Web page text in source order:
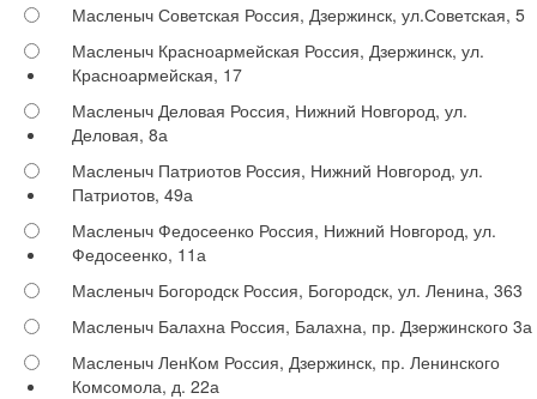
Масленыч Советская Россия, Дзержинск, ул.Советская, 5
Масленыч Красноармейская Россия, Дзержинск, ул.
Красноармейская, 17
Масленыч Деловая Россия, Нижний Новгород, ул.
Деловая, 8а
Масленыч Патриотов Россия, Нижний Новгород, ул.
Патриотов, 49а
Масленыч Федосеенко Россия, Нижний Новгород, ул.
Федосеенко, 11а
Масленыч Богородск Россия, Богородск, ул. Ленина, 363
Масленыч Балахна Россия, Балахна, пр. Дзержинского 3а
Масленыч ЛенКом Россия, Дзержинск, пр. Ленинского
Комсомола, д. 22а